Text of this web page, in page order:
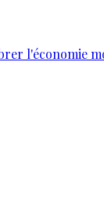
l'économie